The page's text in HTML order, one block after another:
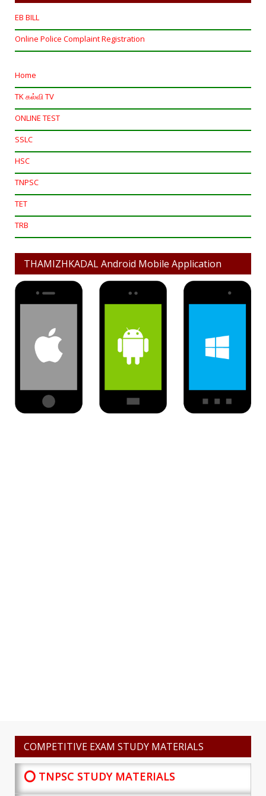
EB BILL
Online Police Complaint Registration
Home
TK கல்வி TV
ONLINE TEST
SSLC
HSC
TNPSC
TET
TRB
THAMIZHKADAL Android Mobile Application
COMPETITIVE EXAM STUDY MATERIALS
⭕ TNPSC STUDY MATERIALS